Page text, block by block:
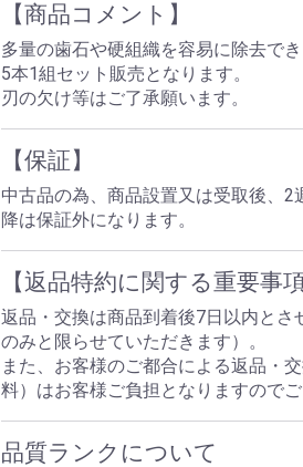
【商品コメント】
多量の歯石や硬組織を容易に除去で
5本1組セット販売となります。
刃の欠け等はご了承願います。
【保証】
中古品の為、商品設置又は受取後、
降は保証外になります。
【返品特約に関する重要事項
返品・交換は商品到着後7日以内と
のみと限らせていただきます）。
また、お客様のご都合による返品・
料）はお客様ご負担となりますのでご
品質ランクについて